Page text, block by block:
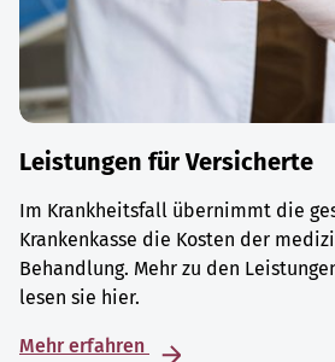
Leistungen für Versicherte
Im Krankheitsfall übernimmt die
Krankenkasse die Kosten der
Behandlung. Mehr zu den
lesen sie hier.
Mehr erfahren